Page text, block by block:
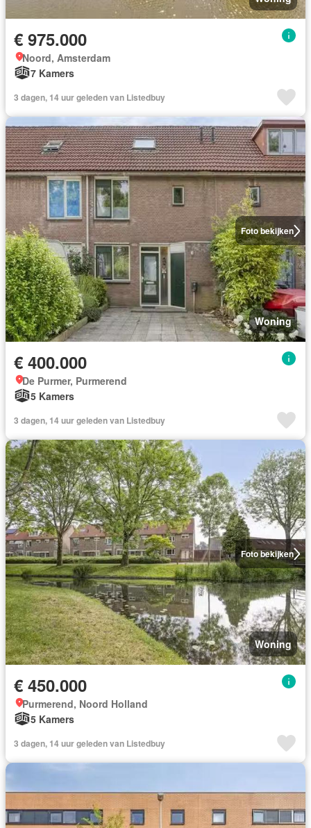
€ 975.000
Noord, Amsterdam
7 Kamers
3 dagen, 14 uur geleden van Listedbuy
Foto bekijken
Woning
€ 400.000
De Purmer, Purmerend
5 Kamers
3 dagen, 14 uur geleden van Listedbuy
Foto bekijken
Woning
€ 450.000
Purmerend, Noord Holland
5 Kamers
3 dagen, 14 uur geleden van Listedbuy